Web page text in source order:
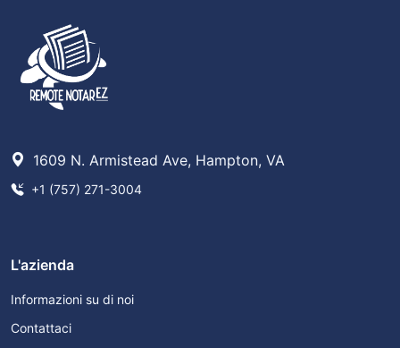
1609 N. Armistead Ave, Hampton, VA
+1 (757) 271-3004
L'azienda
Informazioni su di noi
Contattaci